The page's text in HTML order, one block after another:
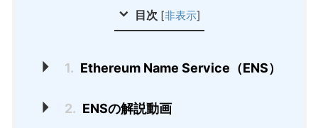
目次 [非表示]
1. Ethereum Name Service（ENS）
2. ENSの解説動画